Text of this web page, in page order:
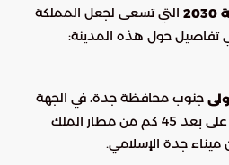
التي تسعى لجعل المملكة
تفاصيل حول هذه المدينة:
جنوب محافظة جدة، في الجهة
الشرقية من سوق الرحمانية، على بعد 45 كم من مطار الملك